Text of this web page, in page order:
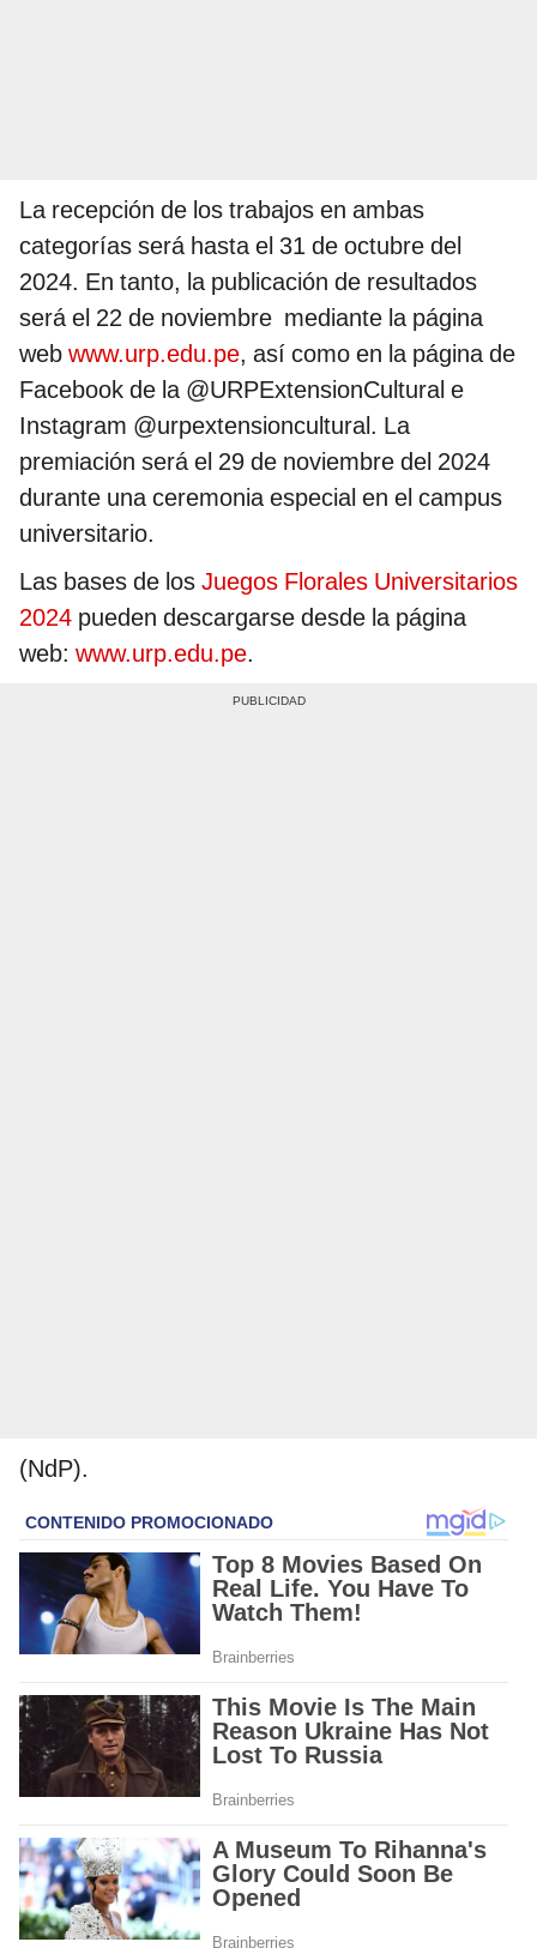
La recepción de los trabajos en ambas
categorías será hasta el 31 de octubre del
2024. En tanto, la publicación de resultados
será el 22 de noviembre mediante la página
web www.urp.edu.pe, así como en la página de
Facebook de la @URPExtensionCultural e
Instagram @urpextensioncultural. La
premiación será el 29 de noviembre del 2024
durante una ceremonia especial en el campus
universitario.
Las bases de los Juegos Florales Universitarios
2024 pueden descargarse desde la página
web: www.urp.edu.pe.
(NdP).